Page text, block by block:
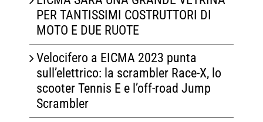
PER TANTISSIMI COSTRUTTORI DI
MOTO E DUE RUOTE
Velocifero a EICMA 2023 punta
sull’elettrico: la scrambler Race-X, lo
scooter Tennis E e l’off-road Jump
Scrambler